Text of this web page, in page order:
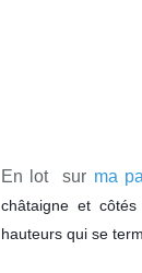
En lot sur ma
châtaigne et côtés
hauteurs qui se